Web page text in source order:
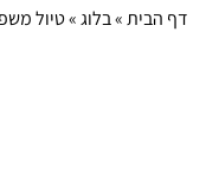
דף הבית»בלוג»טיול